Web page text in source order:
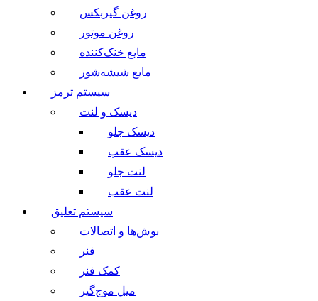
روغن گیربکس
روغن موتور
مایع خنک‌کننده
مایع شیشه‌شور
سیستم ترمز
دیسک و لنت
دیسک جلو
دیسک عقب
لنت جلو
لنت عقب
سیستم تعلیق
بوش‌ها و اتصالات
فنر
کمک فنر
میل موج‌گیر